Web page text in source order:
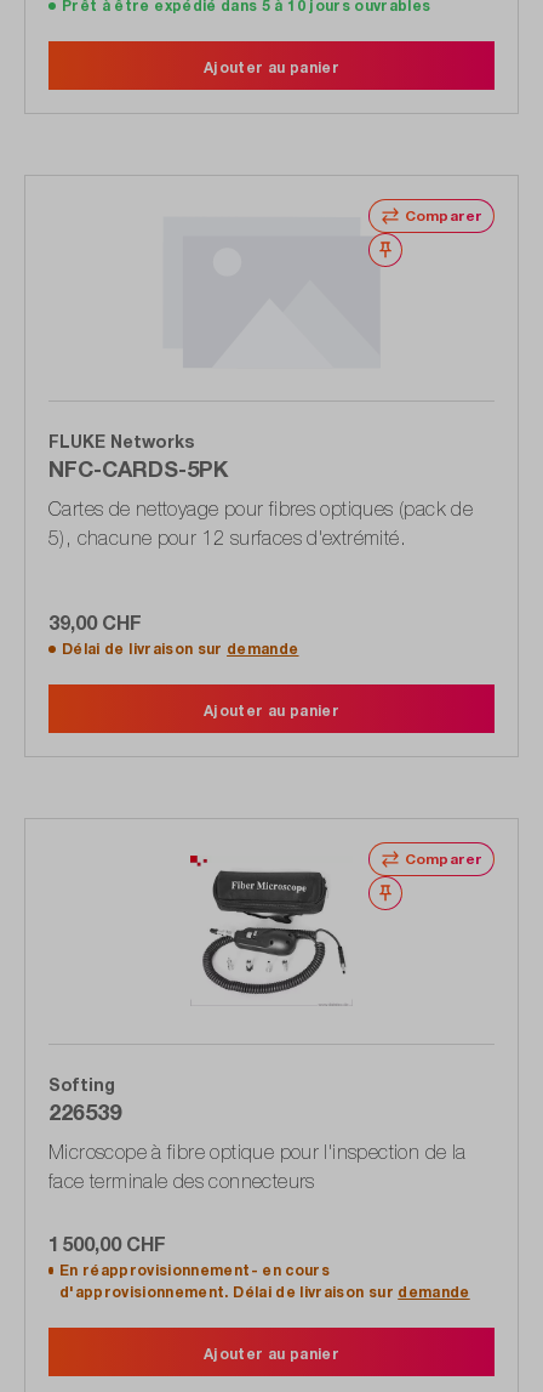
Prêt à être expédié dans 5 à 10 jours ouvrables
Ajouter au panier
Comparer
Noter
FLUKE Networks
NFC-CARDS-5PK
Cartes de nettoyage pour fibres optiques (pack de
5), chacune pour 12 surfaces d'extrémité.
39,00 CHF
Délai de livraison sur demande
Ajouter au panier
Comparer
Noter
Softing
226539
Microscope à fibre optique pour l'inspection de la
face terminale des connecteurs
1 500,00 CHF
En réapprovisionnement- en cours
d'approvisionnement. Délai de livraison sur demande
Ajouter au panier